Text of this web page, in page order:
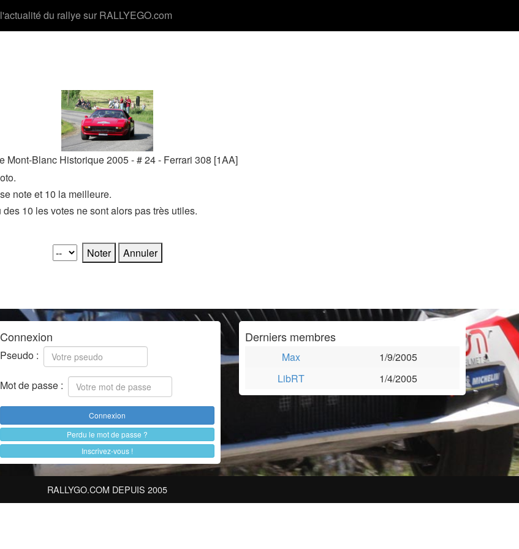
du rallye sur RALLYEGO.com
Mont-Blanc Historique 2005 - # 24 - Ferrari 308 [1AA]
note et 10 la meilleure.
10 les votes ne sont alors pas très utiles.
Connexion
Pseudo :
Mot de passe :
Perdu le mot de passe ?
Inscrivez-vous !
Derniers membres
Max
1/9/2005
LibRT
1/4/2005
RALLYGO.COM DEPUIS 2005